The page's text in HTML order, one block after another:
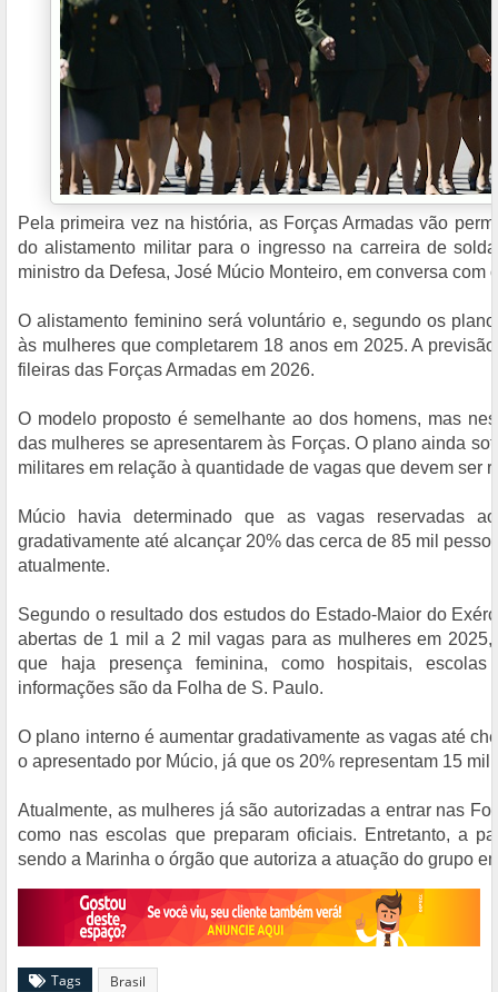
Pela primeira vez na história, as Forças Armadas vão
do alistamento militar para o ingresso na carreira de
ministro da Defesa, José Múcio Monteiro, em conversa com
O alistamento feminino será voluntário e, segundo os
às mulheres que completarem 18 anos em 2025. A
fileiras das Forças Armadas em 2026.
O modelo proposto é semelhante ao dos homens, mas
das mulheres se apresentarem às Forças. O plano ainda
militares em relação à quantidade de vagas que devem ser
Múcio havia determinado que as vagas reservadas
gradativamente até alcançar 20% das cerca de 85 mil
atualmente.
Segundo o resultado dos estudos do Estado-Maior do
abertas de 1 mil a 2 mil vagas para as mulheres em
que haja presença feminina, como hospitais,
informações são da Folha de S. Paulo.
O plano interno é aumentar gradativamente as vagas até
o apresentado por Múcio, já que os 20% representam 15 mil
Atualmente, as mulheres já são autorizadas a entrar nas
como nas escolas que preparam oficiais. Entretanto, a
sendo a Marinha o órgão que autoriza a atuação do grupo
Tags Brasil